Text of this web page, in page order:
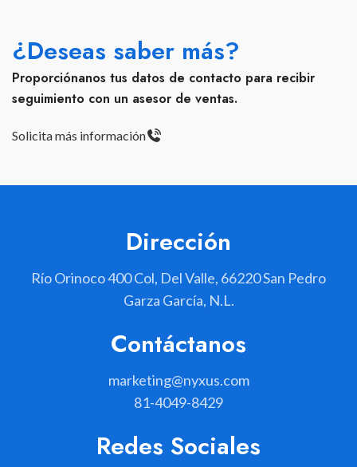
¿Deseas saber más?
Proporciónanos tus datos de contacto para recibir
seguimiento con un asesor de ventas.
Solicita más información
Dirección
Río Orinoco 400 Col, Del Valle, 66220 San Pedro
Garza García, N.L.
Contáctanos
marketing@nyxus.com
81-4049-8429
Redes Sociales